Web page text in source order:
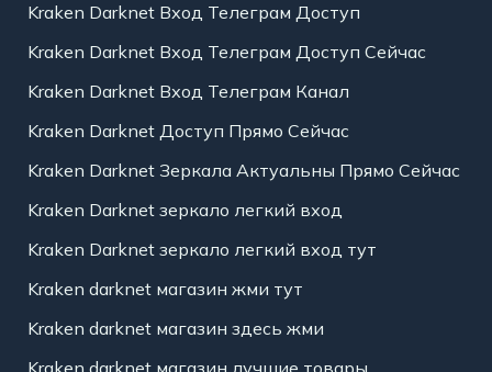
Kraken Darknet Вход Телеграм Доступ
Kraken Darknet Вход Телеграм Доступ Сейчас
Kraken Darknet Вход Телеграм Канал
Kraken Darknet Доступ Прямо Сейчас
Kraken Darknet Зеркала Актуальны Прямо Сейчас
Kraken Darknet зеркало легкий вход
Kraken Darknet зеркало легкий вход тут
Kraken darknet магазин жми тут
Kraken darknet магазин здесь жми